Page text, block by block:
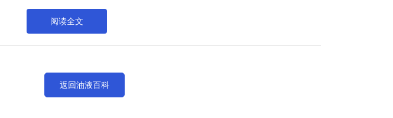
及其日常维护和保养，液压部件的磨损试验等等。
阅读全文
返回油液百科